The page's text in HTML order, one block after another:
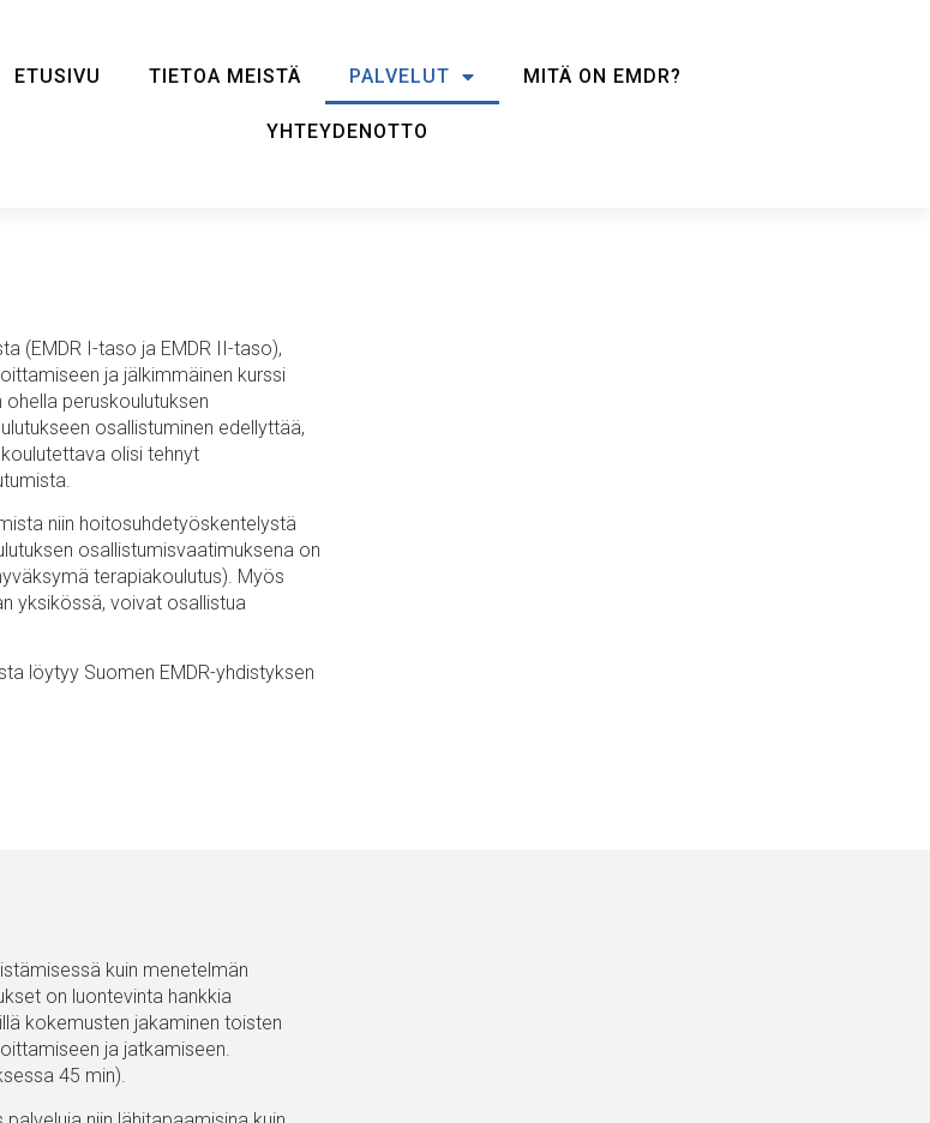
ETUSIVU TIETOA MEISTÄ PALVELUT MITÄ ON EMDR?
YHTEYDENOTTO
(EMDR I-taso ja EMDR II-taso),
ja jälkimmäinen kurssi
peruskoulutuksen
osallistuminen edellyttää,
olisi tehnyt
niin hoitosuhdetyöskentelystä
osallistumisvaatimuksena on
terapiakoulutus). Myös
yksikössä, voivat osallistua
löytyy Suomen EMDR-yhdistyksen
kuin menetelmän
on luontevinta hankkia
kokemusten jakaminen toisten
ja jatkamiseen.
45 min).